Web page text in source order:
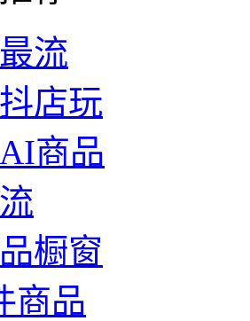
流
店玩
商品
橱窗
商品